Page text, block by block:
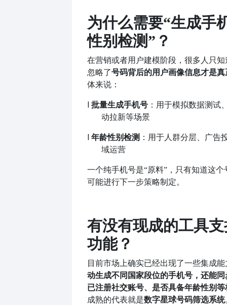
为什么需要“生成手
性别检测”？
在营销或者用户建模阶段，很多人只知
忽略了号码背后的用户画像信息才是
体来说：
l 批量生成手机号 ：用于模拟数据测试
动拉新等场景
l 年龄性别检测 ：用于人群分层、广告
域运营
一个纯手机号是“原料”，只有知道这
可能进行下一步策略制定。
有没有现成的工具
功能？
目前市场上确实已经出现了一些集成
动生成不同国家段位的手机号，还能
已注册社交账号、是否具备年龄性别
成熟的代表就是数字星球号码筛选系统